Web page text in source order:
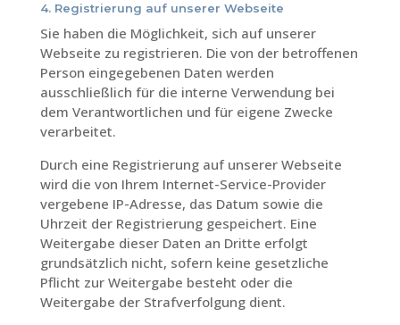
4. Registrierung auf unserer Webseite
Sie haben die Möglichkeit, sich auf unserer
Webseite zu registrieren. Die von der betroffenen
Person eingegebenen Daten werden
ausschließlich für die interne Verwendung bei
dem Verantwortlichen und für eigene Zwecke
verarbeitet.
Durch eine Registrierung auf unserer Webseite
wird die von Ihrem Internet-Service-Provider
vergebene IP-Adresse, das Datum sowie die
Uhrzeit der Registrierung gespeichert. Eine
Weitergabe dieser Daten an Dritte erfolgt
grundsätzlich nicht, sofern keine gesetzliche
Pflicht zur Weitergabe besteht oder die
Weitergabe der Strafverfolgung dient.